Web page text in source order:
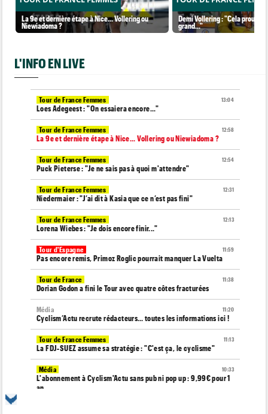
La 9e et dernière étape à Nice... Vollering ou
Niewiadoma ?
Demi Vollering : "Cela prouve
grand..."
L'INFO EN LIVE
13:04
Tour de France Femmes
Loes Adegeest : "On essaiera encore..."
12:58
Tour de France Femmes
La 9e et dernière étape à Nice... Vollering ou Niewiadoma ?
12:54
Tour de France Femmes
Puck Pieterse : "Je ne sais pas à quoi m'attendre"
12:31
Tour de France Femmes
Niedermaier : "J’ai dit à Kasia que ce n’est pas fini"
12:13
Tour de France Femmes
Lorena Wiebes : "Je dois encore finir..."
11:59
Tour d'Espagne
Pas encore remis, Primoz Roglic pourrait manquer La Vuelta
11:38
Tour de France
Dorian Godon a fini le Tour avec quatre côtes fracturées
11:20
Média
Cyclism’Actu recrute rédacteurs… toutes les informations ici !
11:13
Tour de France Femmes
La FDJ-SUEZ assume sa stratégie : "C'est ça, le cyclisme"
10:33
Média
L'abonnement à Cyclism'Actu sans pub ni pop up : 9,99€ pour 1
an